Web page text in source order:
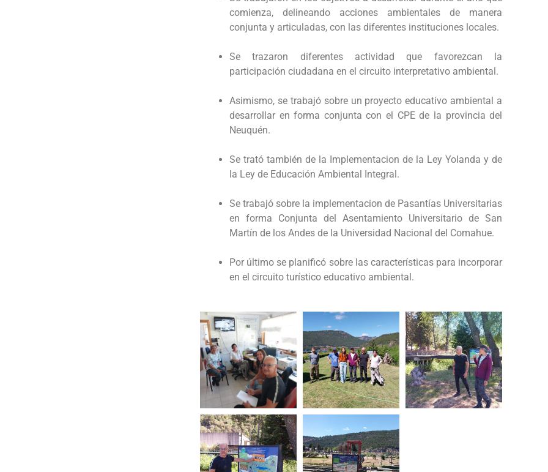
comienza, delineando acciones ambientales de manera
conjunta y articuladas, con las diferentes instituciones locales.
Se trazaron diferentes actividad que favorezcan la
participación ciudadana en el circuito interpretativo ambiental.
Asimismo, se trabajó sobre un proyecto educativo ambiental a
desarrollar en forma conjunta con el CPE de la provincia del
Neuquén.
Se trató también de la Implementacion de la Ley Yolanda y de
la Ley de Educación Ambiental Integral.
Se trabajó sobre la implementacion de Pasantías Universitarias
en forma Conjunta del Asentamiento Universitario de San
Martín de los Andes de la Universidad Nacional del Comahue.
Por último se planificó sobre las características para incorporar
en el circuito turístico educativo ambiental.